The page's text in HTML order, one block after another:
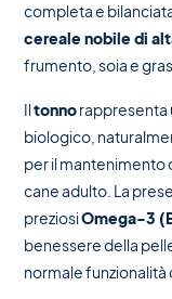
completa e
cereale nobile di
frumento, soia e
Iltonnorappresenta
biologico,
per il mantenimento
cane adulto. La
preziosiOmega-3
benessere della
normale funzionalità